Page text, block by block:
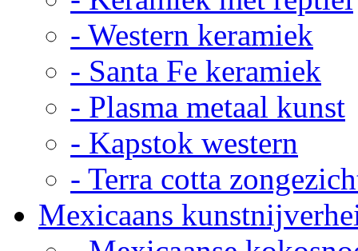
- Western keramiek
- Santa Fe keramiek
- Plasma metaal kunst
- Kapstok western
- Terra cotta
Mexicaans